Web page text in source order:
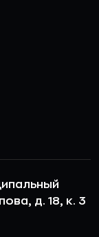
д. 18, к. 3